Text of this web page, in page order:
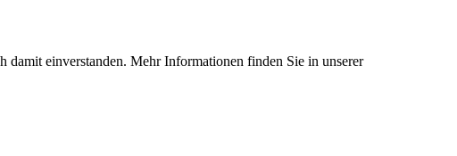
damit einverstanden. Mehr Informationen finden Sie in unserer